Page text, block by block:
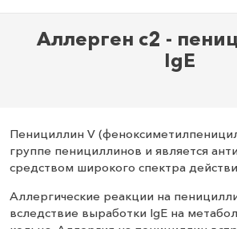
Аллерген c2 -
IgE
Пенициллин V
группе пенициллинов и является
средством широкого спектра
Аллергические реакции на
вследствие выработки IgE на